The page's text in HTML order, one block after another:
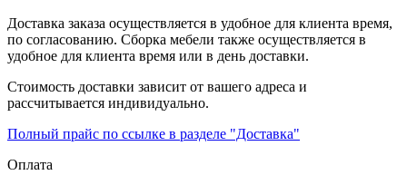
Доставка заказа осуществляется в удобное для клиента время,
по согласованию. Сборка мебели также осуществляется в
удобное для клиента время или в день доставки.
Стоимость доставки зависит от вашего адреса и
рассчитывается индивидуально.
Полный прайс по ссылке в разделе "Доставка"
Оплата